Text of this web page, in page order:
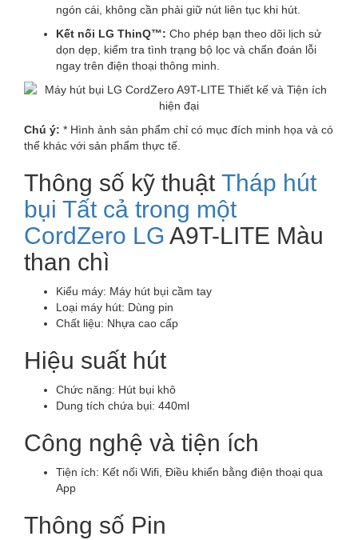
ngón cái, không cần phải giữ nút liên tục khi hút.
Kết nối LG ThinQ™: Cho phép bạn theo dõi lịch sử
dọn dẹp, kiểm tra tình trạng bộ lọc và chẩn đoán lỗi
ngay trên điện thoại thông minh.
Chú ý: * Hình ảnh sản phẩm chỉ có mục đích minh họa và có
thể khác với sản phẩm thực tế.
Thông số kỹ thuật Tháp hút
bụi Tất cả trong một
CordZero LG A9T-LITE Màu
than chì
Kiểu máy: Máy hút bụi cầm tay
Loại máy hút: Dùng pin
Chất liệu: Nhựa cao cấp
Hiệu suất hút
Chức năng: Hút bụi khô
Dung tích chứa bụi: 440ml
Công nghệ và tiện ích
Tiện ích: Kết nối Wifi, Điều khiển bằng điện thoại qua
App
Thông số Pin